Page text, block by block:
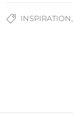
INSPIRATION,